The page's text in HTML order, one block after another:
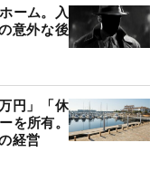
ーム。入
意外な後
円」「休
を所有。
経営